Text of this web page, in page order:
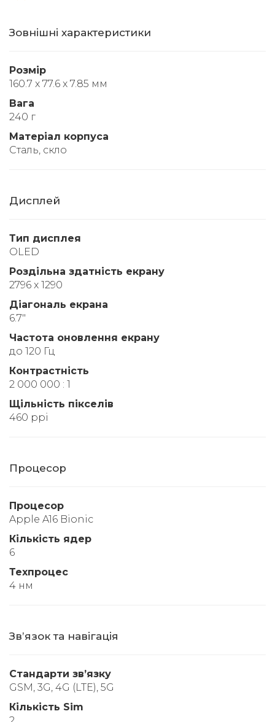
Зовнішні характеристики
Розмір
160.7 x 77.6 x 7.85 мм
Вага
240 г
Матеріал корпуса
Сталь, скло
Дисплей
Тип дисплея
OLED
Роздільна здатність екрану
2796 x 1290
Діагональ екрана
6.7"
Частота оновлення екрану
до 120 Гц
Контрастність
2 000 000 : 1
Щільність пікселів
460 ppi
Процесор
Процесор
Apple A16 Bionic
Кількість ядер
6
Техпроцес
4 нм
Звʼязок та навігація
Стандарти звʼязку
GSM, 3G, 4G (LTE), 5G
Кількість Sim